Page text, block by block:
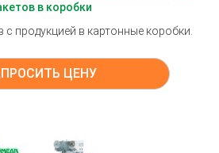
в коробки
с продукцией в картонные коробки.
ЦЕНУ